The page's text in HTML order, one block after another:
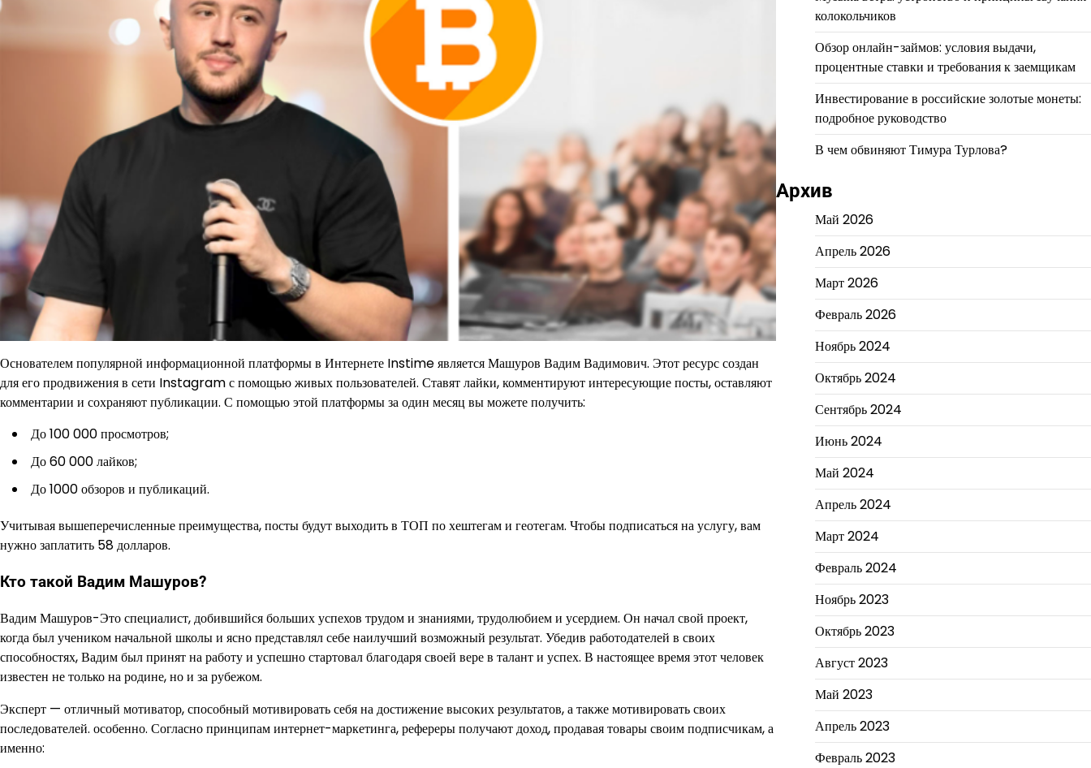
Основателем популярной информационной платформы в Интернете Instime является Машуров Вадим Вадимович. Этот ресурс создан
для его продвижения в сети Instagram с помощью живых пользователей. Ставят лайки, комментируют интересующие посты, оставляют
комментарии и сохраняют публикации. С помощью этой платформы за один месяц вы можете получить:
До 100 000 просмотров;
До 60 000 лайков;
До 1000 обзоров и публикаций.
Учитывая вышеперечисленные преимущества, посты будут выходить в ТОП по хештегам и геотегам. Чтобы подписаться на услугу, вам
нужно заплатить 58 долларов.
Кто такой Вадим Машуров?
Вадим Машуров-Это специалист, добившийся больших успехов трудом и знаниями, трудолюбием и усердием. Он начал свой проект,
когда был учеником начальной школы и ясно представлял себе наилучший возможный результат. Убедив работодателей в своих
способностях, Вадим был принят на работу и успешно стартовал благодаря своей вере в талант и успех. В настоящее время этот человек
известен не только на родине, но и за рубежом.
Эксперт — отличный мотиватор, способный мотивировать себя на достижение высоких результатов, а также мотивировать своих
последователей. особенно. Согласно принципам интернет-маркетинга, рефереры получают доход, продавая товары своим подписчикам, а
именно:
колокольчиков
Обзор онлайн-займов: условия выдачи,
процентные ставки и требования к заемщикам
Инвестирование в российские золотые монеты:
подробное руководство
В чем обвиняют Тимура Турлова?
Архив
Май 2026
Апрель 2026
Март 2026
Февраль 2026
Ноябрь 2024
Октябрь 2024
Сентябрь 2024
Июнь 2024
Май 2024
Апрель 2024
Март 2024
Февраль 2024
Ноябрь 2023
Октябрь 2023
Август 2023
Май 2023
Апрель 2023
Февраль 2023